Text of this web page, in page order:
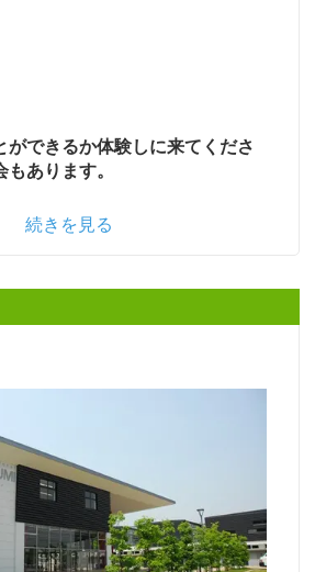
ができるか体験しに来てくださ
あります。
続きを見る